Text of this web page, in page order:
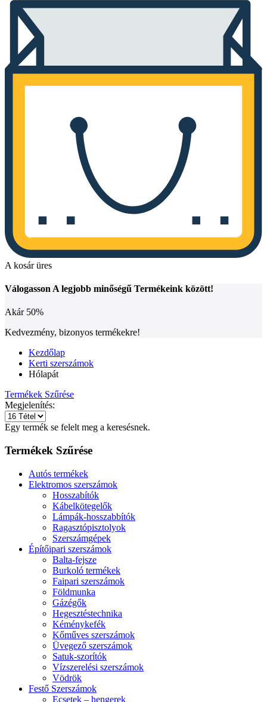
A kosár üres
Válogasson A legjobb minőségű Termékeink között!
Akár 50%
Kedvezmény, bizonyos termékekre!
Kezdőlap
Kerti szerszámok
Hólapát
Termékek Szűrése
Megjelenítés:
Egy termék se felelt meg a keresésnek.
Termékek Szűrése
Autós termékek
Elektromos szerszámok
Hosszabítók
Kábelkötegelők
Lámpák-hosszabbítók
Ragasztópisztolyok
Szerszámgépek
Építőipari szerszámok
Balta-fejsze
Burkoló termékek
Faipari szerszámok
Földmunka
Gázégők
Hegesztéstechnika
Kéménykefék
Kőműves szerszámok
Üvegező szerszámok
Satuk-szorítók
Vízszerelési szerszámok
Vödrök
Festő Szerszámok
Ecsetek – hengerek